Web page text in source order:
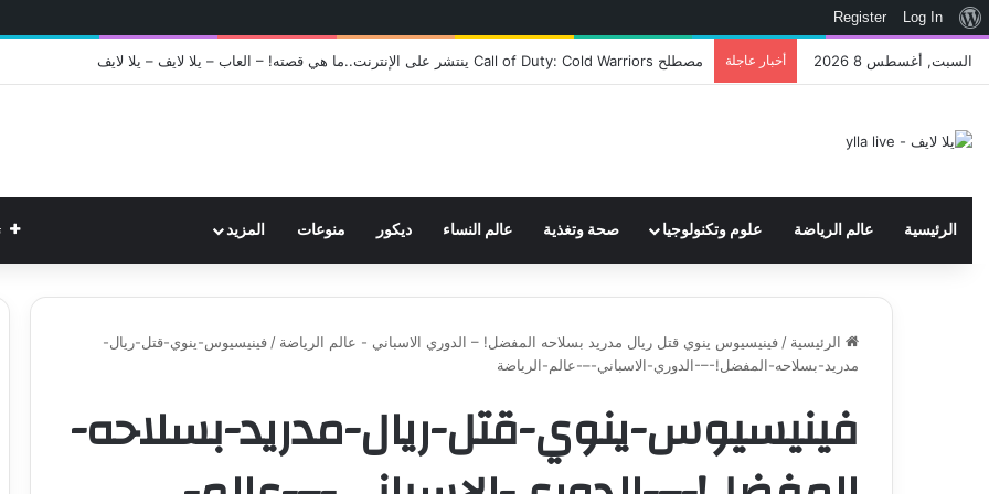
نبذة
ووردبريس
Log In
Register
السبت, أغسطس 8 2026 أخبار عاجلة اتحاد WWE يسجل ثلاث علامات تجارية تتعلق في الألعاب..هل هناك إعلان قريب! – العاب – يلا لايف – يلا لايف
الرئيسية عالم الرياضة علوم وتكنولوجيا صحة وتغذية عالم النساء ديكور منوعات المزيد
الرئيسية / فينيسيوس ينوي قتل ريال مدريد بسلاحه المفضل! – الدوري الاسباني - عالم الرياضة / فينيسيوس-ينوي-قتل-ريال-
مدريد-بسلاحه-المفضل!-–-الدوري-الاسباني-–-عالم-الرياضة
فينيسيوس-ينوي-قتل-ريال-مدريد-بسلاحه-